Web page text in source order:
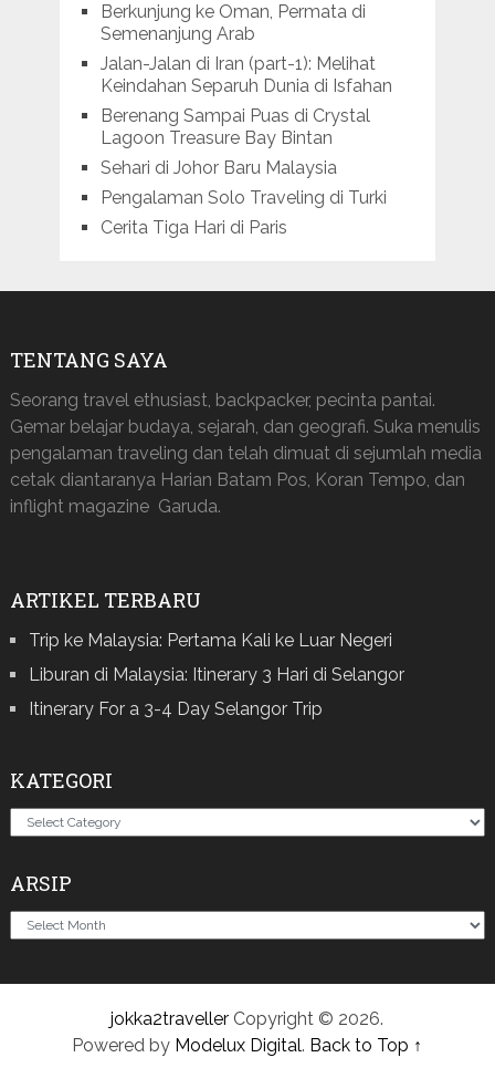
Berkunjung ke Oman, Permata di
Semenanjung Arab
Jalan-Jalan di Iran (part-1): Melihat
Keindahan Separuh Dunia di Isfahan
Berenang Sampai Puas di Crystal
Lagoon Treasure Bay Bintan
Sehari di Johor Baru Malaysia
Pengalaman Solo Traveling di Turki
Cerita Tiga Hari di Paris
TENTANG SAYA
Seorang travel ethusiast, backpacker, pecinta pantai.
Gemar belajar budaya, sejarah, dan geografi. Suka menulis
pengalaman traveling dan telah dimuat di sejumlah media
cetak diantaranya Harian Batam Pos, Koran Tempo, dan
inflight magazine Garuda.
ARTIKEL TERBARU
Trip ke Malaysia: Pertama Kali ke Luar Negeri
Liburan di Malaysia: Itinerary 3 Hari di Selangor
Itinerary For a 3-4 Day Selangor Trip
KATEGORI
Kategori
ARSIP
Arsip
jokka2traveller Copyright © 2026.
Powered by Modelux Digital. Back to Top ↑